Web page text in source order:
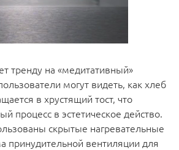
тренду на «медитативный»
могут видеть, как хлеб
в хрустящий тост, что
процесс в эстетическое действо.
скрытые нагревательные
принудительной вентиляции для